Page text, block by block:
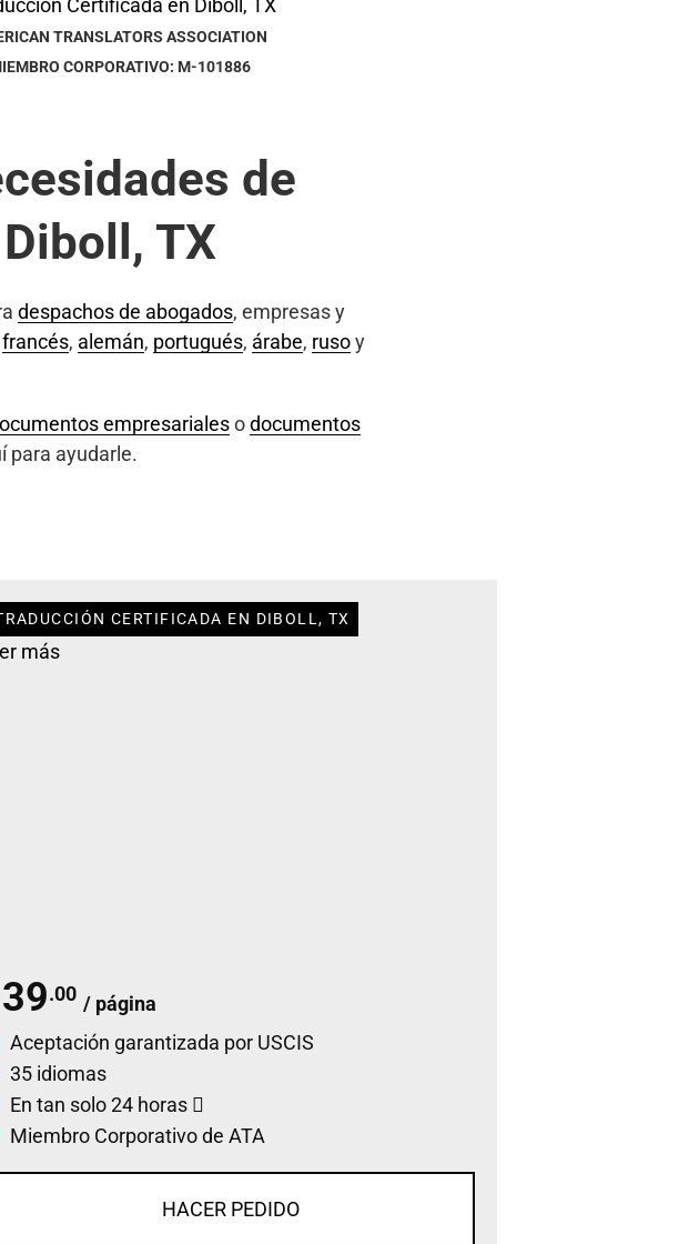
TRANSLATORS ASSOCIATION
CORPORATIVO: M-101886
de
TX
despachos de abogados, empresas y
francés, alemán, portugués, árabe, rusoy
empresarialesodocumentos
para ayudarle.
CERTIFICADA EN DIBOLL, TX
más
39.00 / página
Aceptación garantizada por USCIS
35 idiomas
En tan solo 24 horas
Miembro Corporativo de ATA
HACER PEDIDO